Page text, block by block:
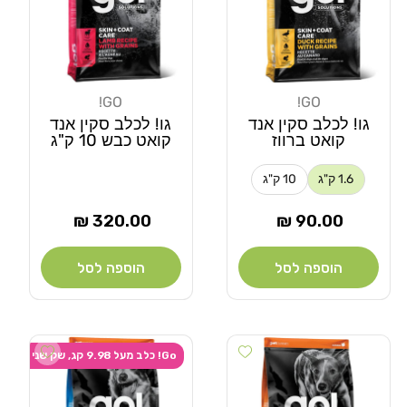
GO!
גו! לכלב סקין אנד
קואט ברווז
1.6 ק"ג 10 ק"ג
מחיר
90.00 ₪
הוספה לסל
GO!
גו! לכלב סקין אנד
קואט כבש 10 ק"ג
מחיר
320.00 ₪
הוספה לסל
Add wishlist
Add wishlist
Go! כלב מעל 9.98 קג, שק שני ב-20% הנחה